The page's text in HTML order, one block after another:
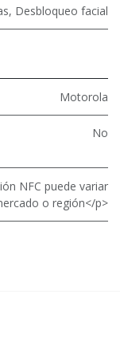
, Desbloqueo facial
Motorola
No
NFC puede variar
o región</p>